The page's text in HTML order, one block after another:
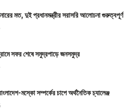
মত, দুই প্রধানমন্ত্রীর সরাসরি আলোচনা গুরুত্বপূর্ণ
সফর শেষে সমুদ্রপাড়ে জনসমুদ্র
মস্কো সম্পর্কের চাপে অর্থনৈতিক চ্যালেঞ্জ